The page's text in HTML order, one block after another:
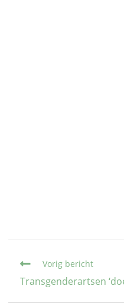
Vorig bericht
Transgenderartsen